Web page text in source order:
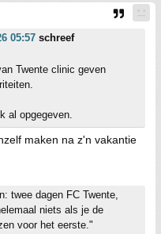
05:57 schreef
Twente clinic geven
al opgegeven.
maken na z'n vakantie
twee dagen FC Twente,
niets als je de
voor het eerste."